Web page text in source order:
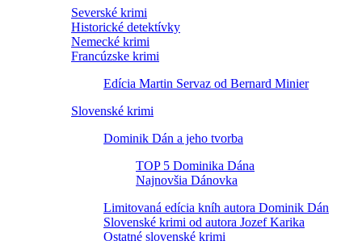
Severské krimi
Historické detektívky
Nemecké krimi
Francúzske krimi
Edícia Martin Servaz od Bernard Minier
Slovenské krimi
Dominik Dán a jeho tvorba
TOP 5 Dominika Dána
Najnovšia Dánovka
Limitovaná edícia kníh autora Dominik Dán
Slovenské krimi od autora Jozef Karika
Ostatné slovenské krimi